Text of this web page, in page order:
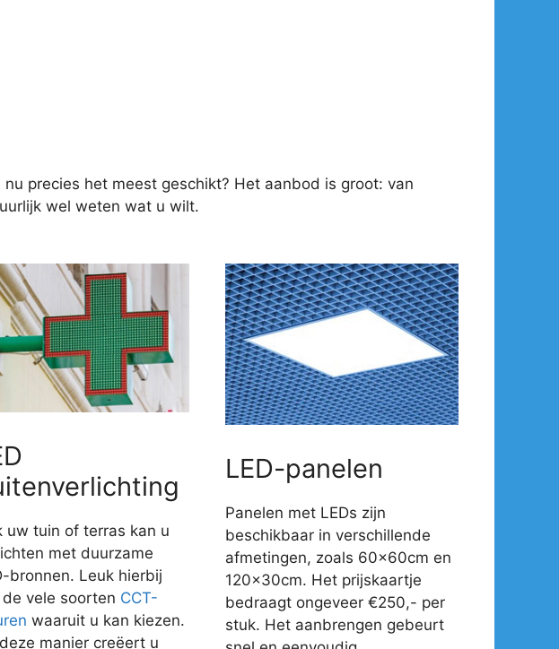
precies het meest geschikt? Het aanbod is groot: van
wel weten wat u wilt.
uw tuin of terras kan u
met duurzame
bronnen. Leuk hierbij
de vele soorten CCT-
waaruit u kan kiezen.
manier creëert u
LED-panelen
Panelen met LEDs zijn
beschikbaar in verschillende
afmetingen, zoals 60x60cm en
120x30cm. Het prijskaartje
bedraagt ongeveer €250,- per
stuk. Het aanbrengen gebeurt